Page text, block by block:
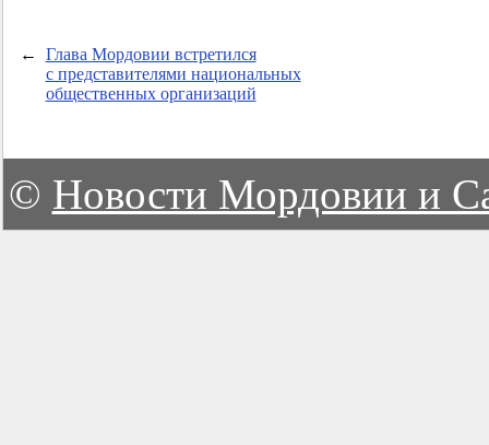
←
Глава Мордовии встретился
с представителями национальных
общественных организаций
© Новости Мордовии и